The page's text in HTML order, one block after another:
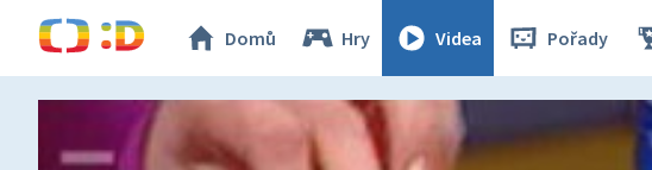
Domů Hry Videa Pořady